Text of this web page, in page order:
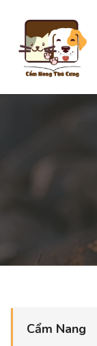
Cẩm Nang